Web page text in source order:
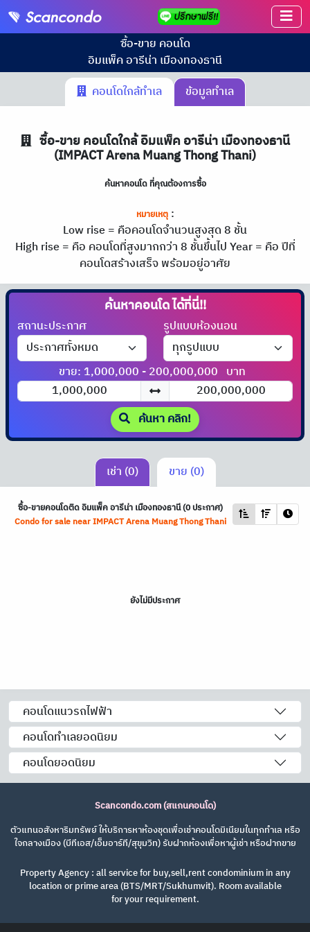
ซื้อ-ขาย คอนโด
อิมแพ็ค อารีน่า เมืองทองธานี
คอนโดใกล้ทำเล
ข้อมูลทำเล
ซื้อ-ขาย คอนโดใกล้ อิมแพ็ค อารีน่า เมืองทองธานี
(IMPACT Arena Muang Thong Thani)
ค้นหาคอนโด ที่คุณต้องการซื้อ
หมายเหตุ:
Low rise = คือคอนโดจำนวนสูงสุด 8 ชั้น
High rise = คือ คอนโดที่สูงมากกว่า 8 ชั้นขึ้นไปYear = คือ ปีที่
คอนโดสร้างเสร็จ พร้อมอยู่อาศัย
ค้นหาคอนโดได้ที่นี่!!
สถานะประกาศ รูปแบบห้องนอน
ขาย: 1,000,000 - 200,000,000 บาท
ค้นหา คลิก!
เช่า (0) ขาย (0)
ซื้อ-ขายคอนโดติด อิมแพ็ค อารีน่า เมืองทองธานี (0 ประกาศ)
Condo for sale near IMPACT Arena Muang Thong Thani
ยังไม่มีประกาศ
คอนโดแนวรถไฟฟ้า
คอนโดทำเลยอดนิยม
คอนโดยอดนิยม
Scancondo.com (สแกนคอนโด)
ตัวแทนอสังหาริมทรัพย์ ให้บริการหาห้องชุดเพื่อเช่าคอนโดมิเนียมในทุกทำเล หรือ
ใจกลางเมือง (บีทีเอส/เอ็มอาร์ที/สุขุมวิท) รับฝากห้องเพื่อหาผู้เช่า หรือฝากขาย
Property Agency : all service for buy,sell,rent condominium in any
location or prime area (BTS/MRT/Sukhumvit). Room available
for your requirement.